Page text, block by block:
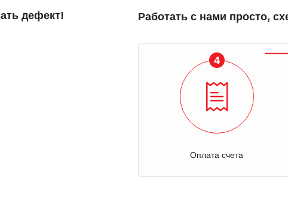
дефект! Работать с нами просто,
4
Оплата счета